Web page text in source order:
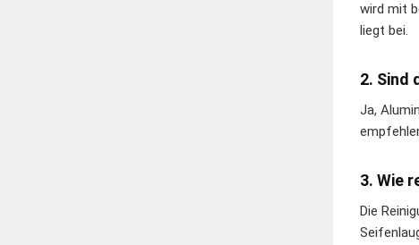
wird mit
liegt bei.
2. Sind
Ja,
3. Wie
Die